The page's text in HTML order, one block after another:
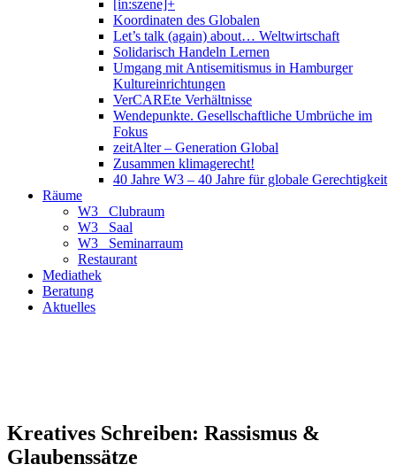
[in:szene]+
Koordinaten des Globalen
Let’s talk (again) about… Weltwirtschaft
Solidarisch Handeln Lernen
Umgang mit Antisemitismus in Hamburger
Kultureinrichtungen
VerCAREte Verhältnisse
Wendepunkte. Gesellschaftliche Umbrüche im
Fokus
zeitAlter – Generation Global
Zusammen klimagerecht!
40 Jahre W3 – 40 Jahre für globale Gerechtigkeit
Räume
W3_ Clubraum
W3_ Saal
W3_ Seminarraum
Restaurant
Mediathek
Beratung
Aktuelles
Kreatives Schreiben: Rassismus &
Glaubenssätze